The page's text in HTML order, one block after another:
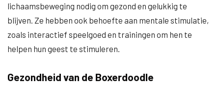
lichaamsbeweging nodig om gezond en gelukkig te
blijven. Ze hebben ook behoefte aan mentale stimulatie,
zoals interactief speelgoed en trainingen om hen te
helpen hun geest te stimuleren.
Gezondheid van de Boxerdoodle